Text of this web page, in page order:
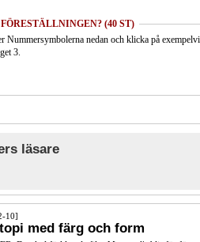
(40 ST)
Nummersymbolerna nedan och klicka på
3.
läsare
10]
med färg och form